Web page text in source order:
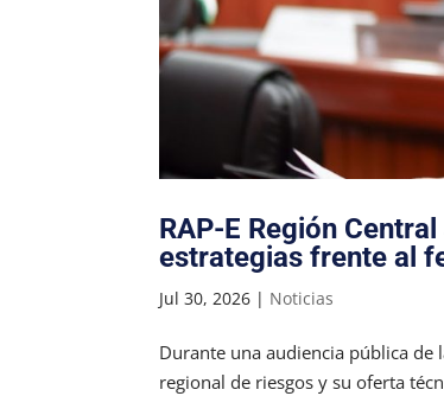
RAP-E Región
estrategias frente al
Jul 30, 2026 | Noticias
Durante una audiencia pública de
regional de riesgos y su oferta